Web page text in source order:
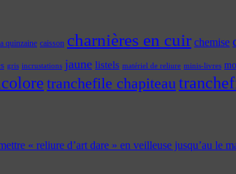
quinzaine caisson charnières en cuir chemise
gris incrustations jaune listels matériel de reliure minis-livres
tranchefile chapiteau
« reliure d’art dare » en veilleuse jusqu’au le